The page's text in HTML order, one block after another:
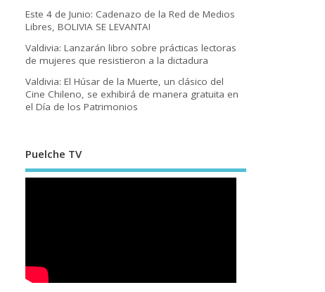
Este 4 de Junio: Cadenazo de la Red de Medios
Libres, BOLIVIA SE LEVANTA!
Valdivia: Lanzarán libro sobre prácticas lectoras
de mujeres que resistieron a la dictadura
Valdivia: El Húsar de la Muerte, un clásico del
Cine Chileno, se exhibirá de manera gratuita en
el Día de los Patrimonios
Puelche TV